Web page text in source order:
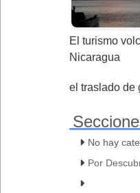
El turismo
Nicaragua
el traslado de
No hay
Por